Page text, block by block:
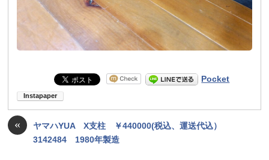
Pocket
«
ヤマハYUA X支柱 ￥440000(税込、運送代込）
3142484 1980年製造